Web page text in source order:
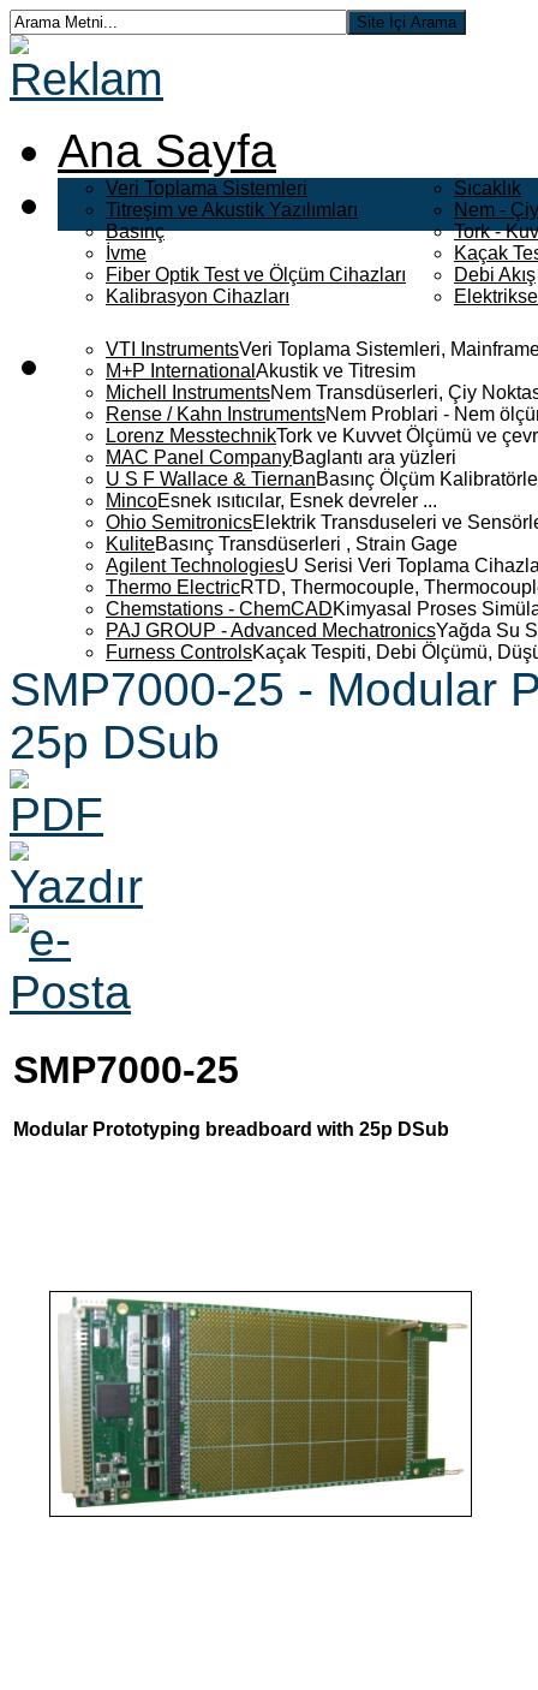
Ana Sayfa
Veri Toplama Sistemleri
Titreşim ve Akustik Yazılımları
Basınç
İvme
Fiber Optik Test ve Ölçüm Cihazları
Kalibrasyon Cihazları
Sıcaklık
Nem -
Tork -
Kaçak
Debi Akış
VTI InstrumentsVeri Toplama Sistemleri,
M+P International Akustik ve Titresim
Michell InstrumentsNem Transdüserleri, Çiy
Rense / Kahn InstrumentsNem Problari - Nem
Lorenz MesstechnikTork ve Kuvvet Ölçümü ve
MAC Panel CompanyBaglantı ara yüzleri
U S F Wallace & TiernanBasınç Ölçüm
MincoEsnek ısıtıcılar, Esnek devreler ...
Ohio SemitronicsElektrik Transduseleri ve
KuliteBasınç Transdüserleri , Strain Gage
Agilent TechnologiesU Serisi Veri Toplama
Thermo ElectricRTD, Thermocouple,
Chemstations - ChemCADKimyasal Proses
PAJ GROUP - Advanced MechatronicsYağda Su
Furness ControlsKaçak Tespiti, Debi Ölçümü,
SMP7000-25 - Modular
25p DSub
SMP7000-25
Modular Prototyping breadboard with 25p DSub